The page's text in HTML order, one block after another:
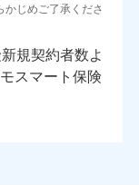
かじめご了承くださ
新規契約者数よ
スマート保険